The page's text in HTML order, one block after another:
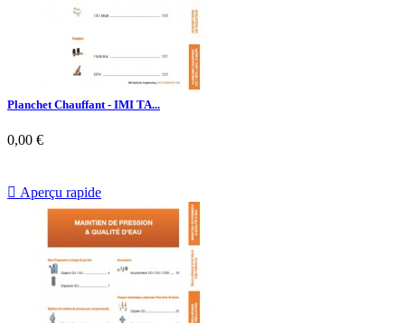
Planchet Chauffant - IMI TA...
0,00 €
 Aperçu rapide